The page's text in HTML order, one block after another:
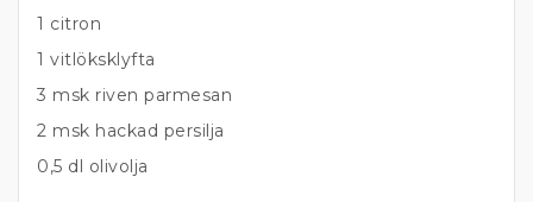
1 citron
1 vitlöksklyfta
3 msk riven parmesan
2 msk hackad persilja
0,5 dl olivolja